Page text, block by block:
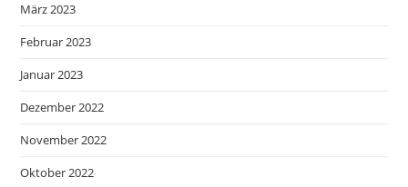
März 2023
Februar 2023
Januar 2023
Dezember 2022
November 2022
Oktober 2022